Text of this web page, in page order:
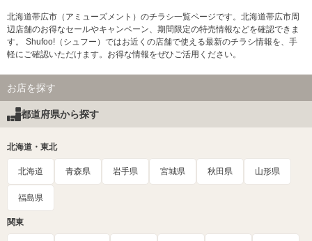
北海道帯広市（アミューズメント）のチラシ一覧ページです。北海道帯広市周
辺店舗のお得なセールやキャンペーン、期間限定の特売情報などを確認できま
す。 Shufoo!（シュフー）ではお近くの店舗で使える最新のチラシ情報を、手
軽にご確認いただけます。お得な情報をぜひご活用ください。
お店を探す
都道府県から探す
北海道・東北
北海道 青森県 岩手県 宮城県 秋田県 山形県
福島県
関東